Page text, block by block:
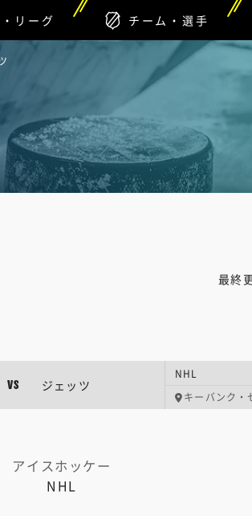
リーグ チーム・選手
最終
VS ジェッツ
NHL
キーバンク・
アイスホッケー
NHL